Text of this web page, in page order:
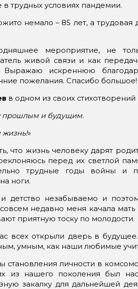
трудных условиях пандемии.
немало – 85 лет, а трудовая
мероприятие, не
живой связи и как
Выражаю искреннюю
пожелания. Спасибо большое!
в одном из своих стихотворений
прошлым и будущим.
жизнь!»
что жизнь человеку дарят
перед их светлой
трудные годы войны и
ноги.
детство незабываемо и
недавно меня качала
приятную тоску по молодости.
всех открыли дверь в
умным, как наши любимые
личности в
из нашего поколения был
закалку для дальнейшей